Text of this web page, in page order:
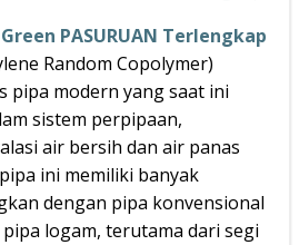
PASURUAN Terlengkap
Random Copolymer)
pipa modern yang saat ini
sistem perpipaan,
air bersih dan air panas
ini memiliki banyak
dengan pipa konvensional
logam, terutama dari segi